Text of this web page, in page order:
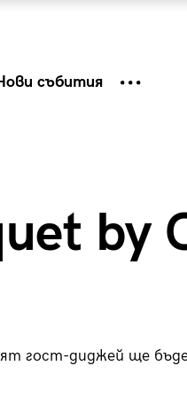
събития
by
гост-диджей ще
как